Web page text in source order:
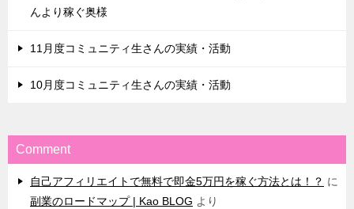
んより稼ぐ奥様
11月度コミュニティ生さんの実績・活動
10月度コミュニティ生さんの実績・活動
Comment
自己アフィリエイトで無料で即金5万円を稼ぐ方法とは！？ に
副業のロードマップ | Kao BLOG より